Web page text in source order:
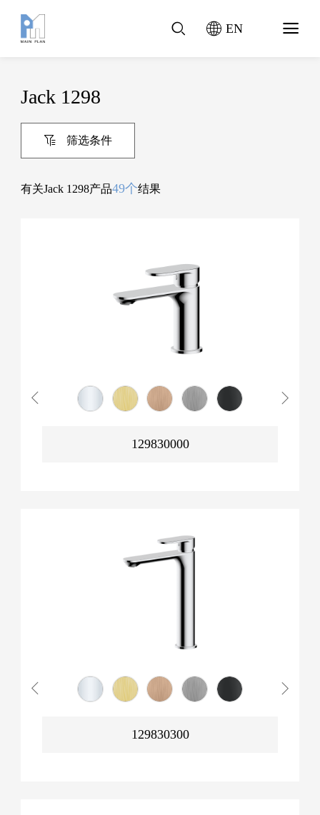
EN
Jack 1298
筛选条件
有关Jack 1298产品49个结果
129830000
129830300